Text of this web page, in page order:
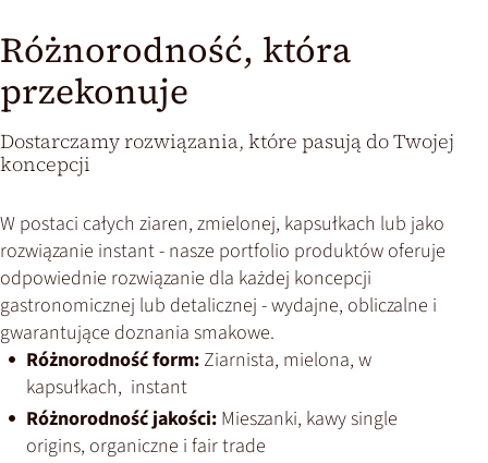
Różnorodność, która
przekonuje
Dostarczamy rozwiązania, które pasują do Twojej
koncepcji
W postaci całych ziaren, zmielonej, kapsułkach lub jako
rozwiązanie instant - nasze portfolio produktów oferuje
odpowiednie rozwiązanie dla każdej koncepcji
gastronomicznej lub detalicznej - wydajne, obliczalne i
gwarantujące doznania smakowe.
Różnorodność form: Ziarnista, mielona, w
kapsułkach, instant
Różnorodność jakości: Mieszanki, kawy single
origins, organiczne i fair trade